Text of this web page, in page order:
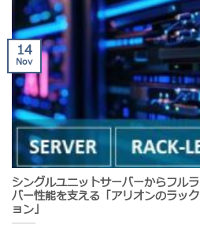
シングルユニットサーバーからフル
バー性能を支える「アリオンのラッ
ョン」
14
Nov